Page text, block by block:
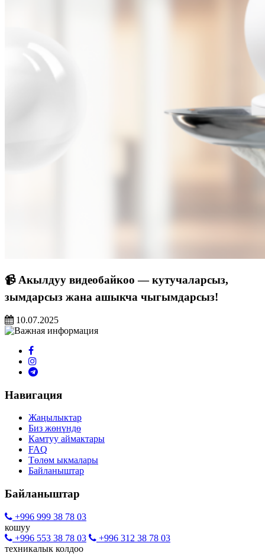
📹 Акылдуу видеобайкоо — кутучаларсыз,
зымдарсыз жана ашыкча чыгымдарсыз!
10.07.2025
Навигация
Жаңылыктар
Биз жөнүндө
Камтуу аймактары
FAQ
Төлөм ыкмалары
Байланыштар
Байланыштар
+996 999 38 78 03
кошуу
+996 553 38 78 03
+996 312 38 78 03
техникалык колдоо